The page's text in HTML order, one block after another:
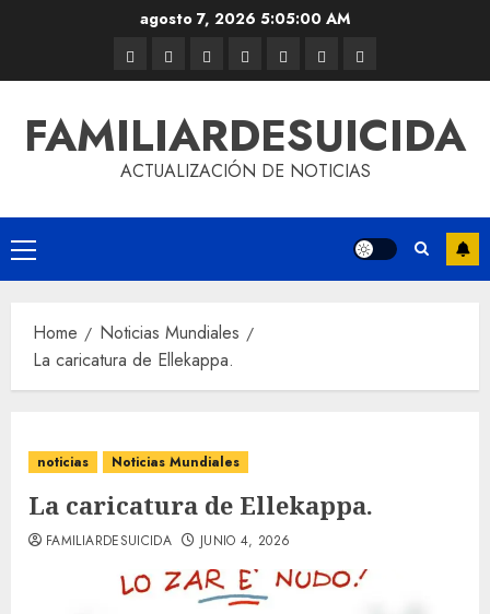
agosto 7, 2026 5:05:00 AM
FAMILIARDESUICIDA
ACTUALIZACIÓN DE NOTICIAS
Home
Noticias Mundiales
La caricatura de Ellekappa.
noticias Noticias Mundiales
La caricatura de Ellekappa.
FAMILIARDESUICIDA JUNIO 4, 2026